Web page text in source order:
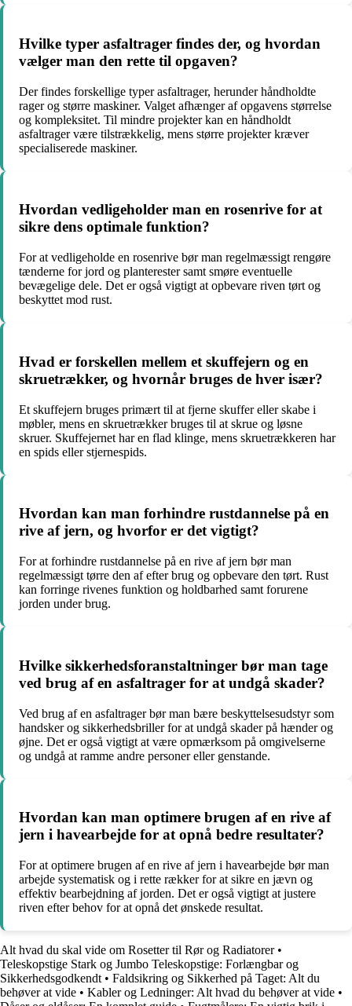
Hvilke typer asfaltrager findes der, og hvordan
vælger man den rette til opgaven?
Der findes forskellige typer asfaltrager, herunder håndholdte
rager og større maskiner. Valget afhænger af opgavens størrelse
og kompleksitet. Til mindre projekter kan en håndholdt
asfaltrager være tilstrækkelig, mens større projekter kræver
specialiserede maskiner.
Hvordan vedligeholder man en rosenrive for at
sikre dens optimale funktion?
For at vedligeholde en rosenrive bør man regelmæssigt rengøre
tænderne for jord og planterester samt smøre eventuelle
bevægelige dele. Det er også vigtigt at opbevare riven tørt og
beskyttet mod rust.
Hvad er forskellen mellem et skuffejern og en
skruetrækker, og hvornår bruges de hver især?
Et skuffejern bruges primært til at fjerne skuffer eller skabe i
møbler, mens en skruetrækker bruges til at skrue og løsne
skruer. Skuffejernet har en flad klinge, mens skruetrækkeren har
en spids eller stjernespids.
Hvordan kan man forhindre rustdannelse på en
rive af jern, og hvorfor er det vigtigt?
For at forhindre rustdannelse på en rive af jern bør man
regelmæssigt tørre den af efter brug og opbevare den tørt. Rust
kan forringe rivenes funktion og holdbarhed samt forurene
jorden under brug.
Hvilke sikkerhedsforanstaltninger bør man tage
ved brug af en asfaltrager for at undgå skader?
Ved brug af en asfaltrager bør man bære beskyttelsesudstyr som
handsker og sikkerhedsbriller for at undgå skader på hænder og
øjne. Det er også vigtigt at være opmærksom på omgivelserne
og undgå at ramme andre personer eller genstande.
Hvordan kan man optimere brugen af en rive af
jern i havearbejde for at opnå bedre resultater?
For at optimere brugen af en rive af jern i havearbejde bør man
arbejde systematisk og i rette rækker for at sikre en jævn og
effektiv bearbejdning af jorden. Det er også vigtigt at justere
riven efter behov for at opnå det ønskede resultat.
Alt hvad du skal vide om Rosetter til Rør og Radiatorer•
Teleskopstige Stark og Jumbo Teleskopstige: Forlængbar og
Sikkerhedsgodkendt • Faldsikring og Sikkerhed på Taget: Alt du
behøver at vide • Kabler og Ledninger: Alt hvad du behøver at vide •